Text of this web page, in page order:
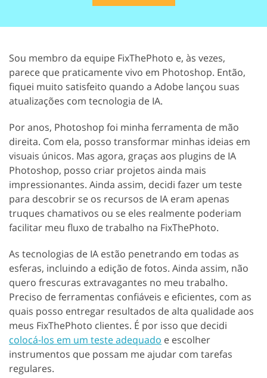
Sou membro da equipe FixThePhoto e, às vezes,
parece que praticamente vivo em Photoshop. Então,
fiquei muito satisfeito quando a Adobe lançou suas
atualizações com tecnologia de IA.
Por anos, Photoshop foi minha ferramenta de mão
direita. Com ela, posso transformar minhas ideias em
visuais únicos. Mas agora, graças aos plugins de IA
Photoshop, posso criar projetos ainda mais
impressionantes. Ainda assim, decidi fazer um teste
para descobrir se os recursos de IA eram apenas
truques chamativos ou se eles realmente poderiam
facilitar meu fluxo de trabalho na FixThePhoto.
As tecnologias de IA estão penetrando em todas as
esferas, incluindo a edição de fotos. Ainda assim, não
quero frescuras extravagantes no meu trabalho.
Preciso de ferramentas confiáveis e eficientes, com as
quais posso entregar resultados de alta qualidade aos
meus FixThePhoto clientes. É por isso que decidi
colocá-los em um teste adequado e escolher
instrumentos que possam me ajudar com tarefas
regulares.